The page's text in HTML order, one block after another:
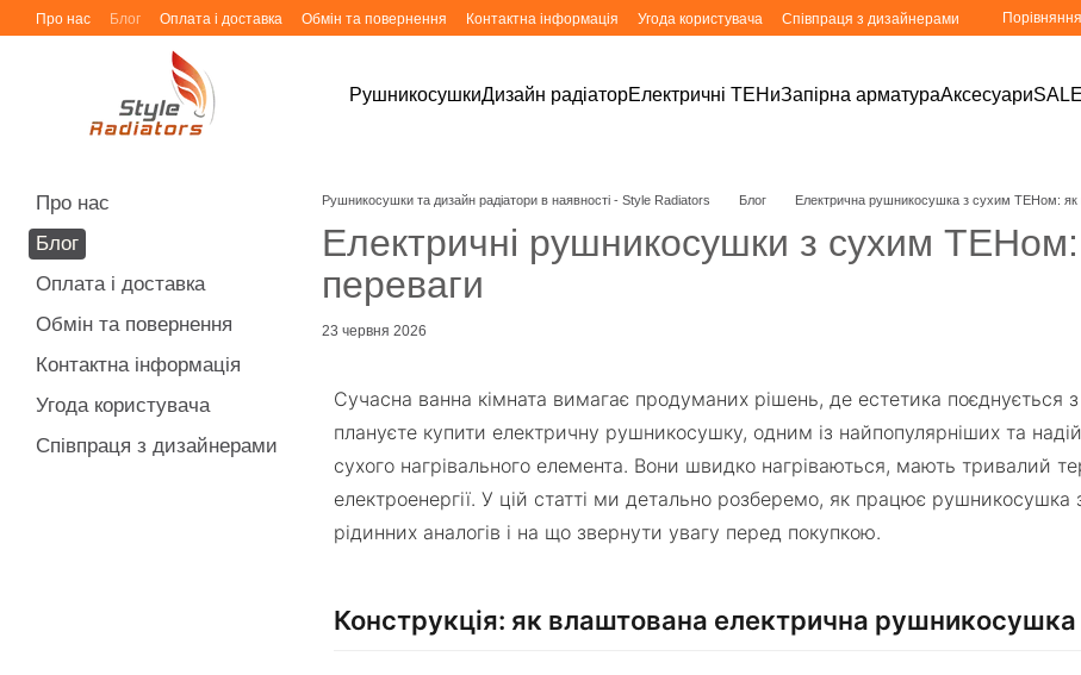
Перейти до основного контенту
Про нас Блог Оплата і доставка Обмін та повернення Контактна інформація Угода користувача Співпраця з дизайнерами Порівняння
РушникосушкиДизайн радіаторЕлектричні ТЕНиЗапірна арматураАксесуариSALE
Рушникосушки та дизайн радіатори в наявності - Style Radiators Блог Електрична рушникосушка з сухим ТЕНом: як
Електричні рушникосушки з сухим ТЕНом:
переваги
23 червня 2026
Сучасна ванна кімната вимагає продуманих рішень, де естетика поєднується
плануєте купити електричну рушникосушку, одним із найпопулярніших та
сухого нагрівального елемента. Вони швидко нагріваються, мають тривалий
електроенергії. У цій статті ми детально розберемо, як працює
рідинних аналогів і на що звернути увагу перед покупкою.
Конструкція: як влаштована електрична рушникосушка
Про нас
Блог
Оплата і доставка
Обмін та повернення
Контактна інформація
Угода користувача
Співпраця з дизайнерами